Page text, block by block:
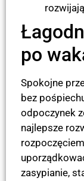
po
Spokojne
bez
odpoczynek
najlepsze
zasypianie,